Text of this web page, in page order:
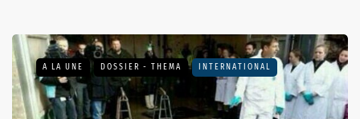
A LA UNE DOSSIER - THEMA INTERNATIONAL